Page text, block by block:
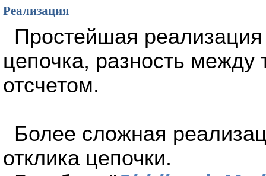
Реализация
Простейшая
цепочка, разность
отсчетом.
Более сложная
отклика цепочки.